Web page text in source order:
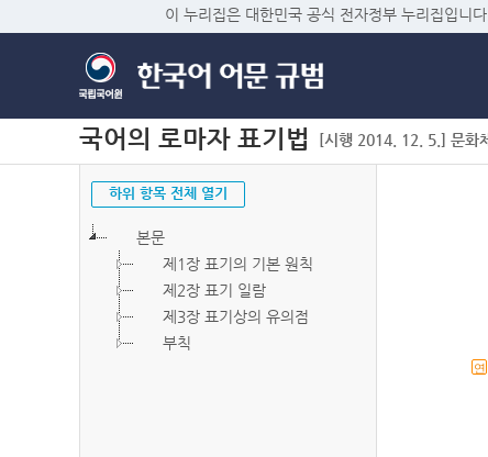
이 누리집은 대한민국 공식 전자정부 누리집입니다.
국어의 로마자 표기법 [시행 2014. 12. 5.] 문화
하위 항목 전체 열기
본문
제1장 표기의 기본 원칙
제2장 표기 일람
제3장 표기상의 유의점
부칙
연